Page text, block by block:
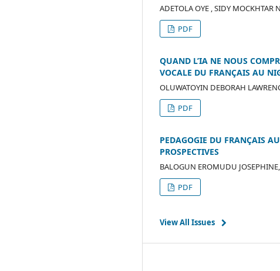
ADETOLA OYE , SIDY MOCKHTAR
PDF
QUAND L’IA NE NOUS
VOCALE DU FRANÇAIS AU
OLUWATOYIN DEBORAH
PDF
PEDAGOGIE DU FRANÇAIS
PROSPECTIVES
BALOGUN EROMUDU
PDF
View All Issues